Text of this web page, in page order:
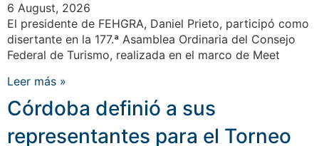
6 August, 2026
El presidente de FEHGRA, Daniel Prieto, participó como
disertante en la 177.ª Asamblea Ordinaria del Consejo
Federal de Turismo, realizada en el marco de Meet
Leer más »
Córdoba definió a sus
representantes para el Torneo